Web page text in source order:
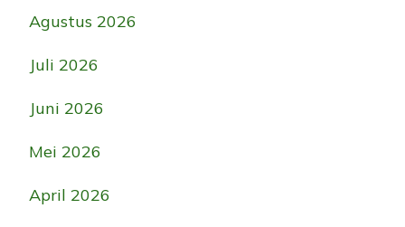
Agustus 2026
Juli 2026
Juni 2026
Mei 2026
April 2026